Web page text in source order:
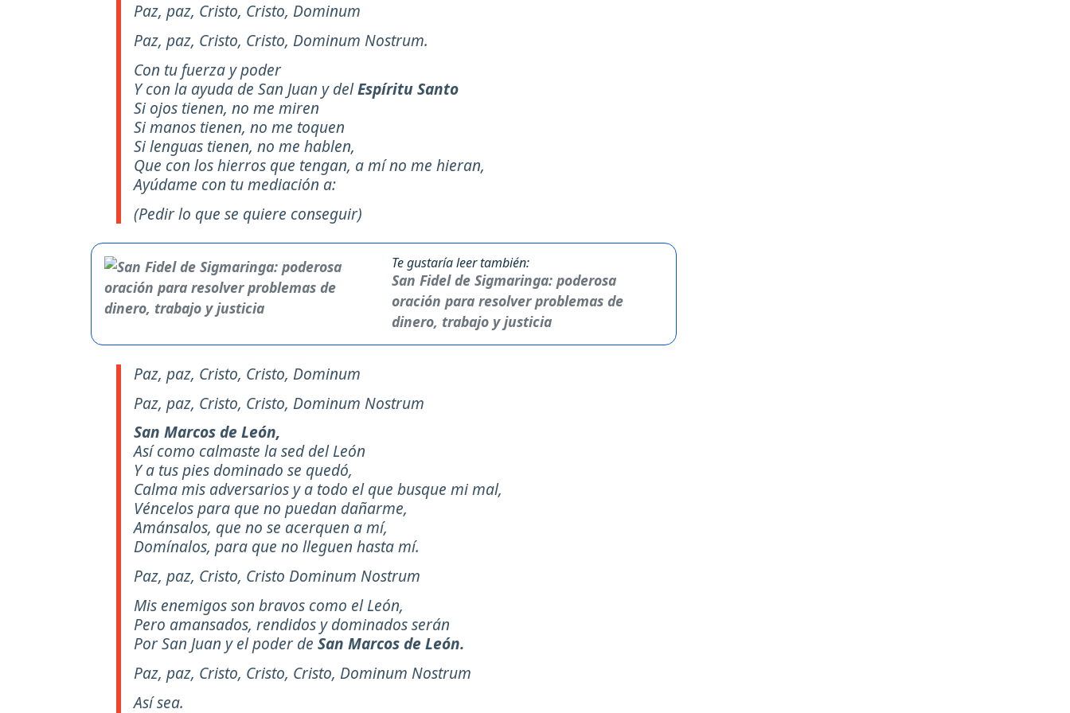
Paz, paz, Cristo, Cristo, Dominum
Paz, paz, Cristo, Cristo, Dominum Nostrum.
Con tu fuerza y poder
Y con la ayuda de San Juan y delEspíritu Santo
Si ojos tienen, no me miren
Si manos tienen, no me toquen
Si lenguas tienen, no me hablen,
Que con los hierros que tengan, a mí no me hieran,
Ayúdame con tu mediación a:
(Pedir lo que se quiere conseguir)
Te gustaría leer también:
San Fidel de Sigmaringa: poderosa
oración para resolver problemas de
dinero, trabajo y justicia
Paz, paz, Cristo, Cristo, Dominum
Paz, paz, Cristo, Cristo, Dominum Nostrum
San Marcos de León,
Así como calmaste la sed del León
Y a tus pies dominado se quedó,
Calma mis adversarios y a todo el que busque mi mal,
Véncelos para que no puedan dañarme,
Amánsalos, que no se acerquen a mí,
Domínalos, para que no lleguen hasta mí.
Paz, paz, Cristo, Cristo Dominum Nostrum
Mis enemigos son bravos como el León,
Pero amansados, rendidos y dominados serán
Por San Juan y el poder de San Marcos de León.
Paz, paz, Cristo, Cristo, Cristo, Dominum Nostrum
Así sea.